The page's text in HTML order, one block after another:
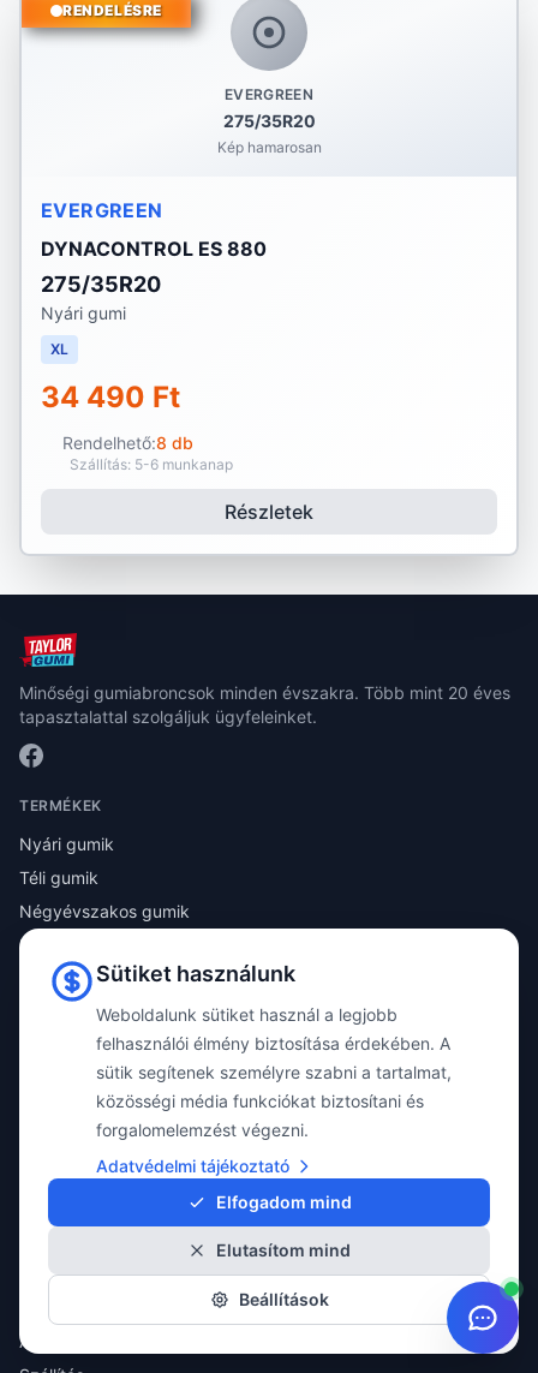
EVERGREEN
275/35R20
Kép hamarosan
RENDELÉSRE
EVERGREEN
DYNACONTROL ES 880
275/35R20
Nyári gumi
XL
34 490 Ft
Rendelhető:8 db
Szállítás: 5-6 munkanap
Részletek
Minőségi gumiabroncsok minden évszakra. Több mint 20 éves
tapasztalattal szolgáljuk ügyfeleinket.
TERMÉKEK
Nyári gumik
Téli gumik
Négyévszakos gumik
Katalógus
Összes termék
Töltse le díjmentes MyPoint-S mobil alkalmazásunkat a személyre szabott
✓ Átlátható szerelési folyamat
✓ Gyártó független szaktanácsadás
ÁSZF
Sütiket használunk
Weboldalunk sütiket használ a legjobb
felhasználói élmény biztosítása érdekében. A
sütik segítenek személyre szabni a tartalmat,
közösségi média funkciókat biztosítani és
forgalomelemzést végezni.
Adatvédelmi tájékoztató
Elfogadom mind
Elutasítom mind
Beállítások